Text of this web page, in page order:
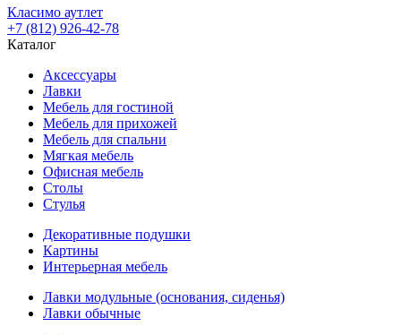
Класимо аутлет
+7 (812) 926-42-78
Каталог
Аксессуары
Лавки
Мебель для гостиной
Мебель для прихожей
Мебель для спальни
Мягкая мебель
Офисная мебель
Столы
Стулья
Декоративные подушки
Картины
Интерьерная мебель
Лавки модульные (основания, сиденья)
Лавки обычные